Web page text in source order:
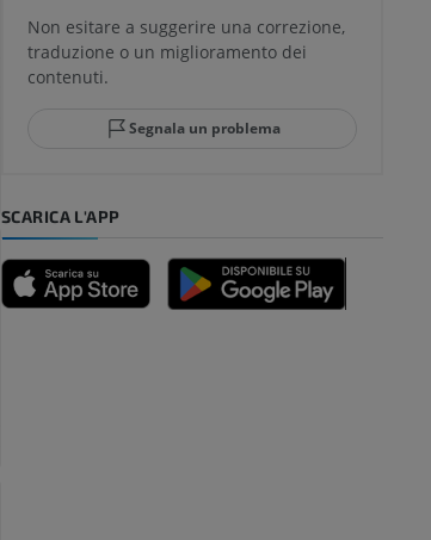
Non esitare a suggerire una correzione,
traduzione o un miglioramento dei
contenuti.
Segnala un problema
SCARICA L'APP